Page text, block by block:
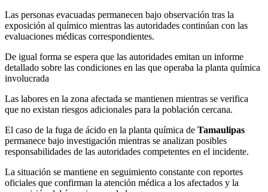
Las personas evacuadas permanecen bajo observación tras la
exposición al químico mientras las autoridades continúan con las
evaluaciones médicas correspondientes.
De igual forma se espera que las autoridades emitan un informe
detallado sobre las condiciones en las que operaba la planta química
involucrada
Las labores en la zona afectada se mantienen mientras se verifica
que no existan riesgos adicionales para la población cercana.
El caso de la fuga de ácido en la planta química de Tamaulipas
permanece bajo investigación mientras se analizan posibles
responsabilidades de las autoridades competentes en el incidente.
La situación se mantiene en seguimiento constante con reportes
oficiales que confirman la atención médica a los afectados y la